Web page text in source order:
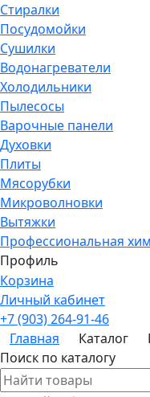
Стиралки
Посудомойки
Сушилки
Водонагреватели
Холодильники
Пылесосы
Варочные панели
Духовки
Плиты
Мясорубки
Микроволновки
Вытяжки
Профессиональная
Профиль
Корзина
Личный кабинет
+7 (903) 264-91-46
Главная
Каталог
Поиск по каталогу